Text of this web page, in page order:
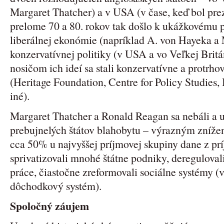
Margaret Thatcher) a v USA (v čase, keď bol
prelome 70 a 80. rokov tak došlo k
liberálnej ekonómie (napríklad A. von Hayeka a
konzervatívnej politiky (v USA a vo Veľkej
nosičom ich ideí sa stali konzervatívne a
(Heritage Foundation, Centre for Policy
iné).
Margaret Thatcher a Ronald Reagan sa nebáli a
prebujnelých štátov blahobytu – výrazným
cca 50% u najvyššej príjmovej skupiny dane z
sprivatizovali mnohé štátne podniky,
práce, čiastočne zreformovali sociálne systémy
dôchodkový systém).
Spoločný záujem